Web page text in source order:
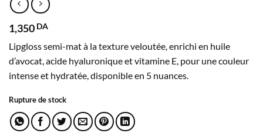
1,350 DA
Lipgloss semi-mat à la texture veloutée, enrichi en huile
d’avocat, acide hyaluronique et vitamine E, pour une couleur
intense et hydratée, disponible en 5 nuances.
Rupture de stock